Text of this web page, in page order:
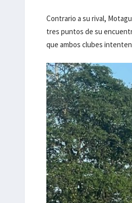
Contrario a su rival,
tres puntos de su
que ambos clubes